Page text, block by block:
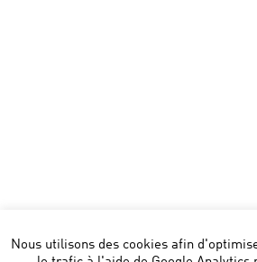
Nous utilisons des cookies afin